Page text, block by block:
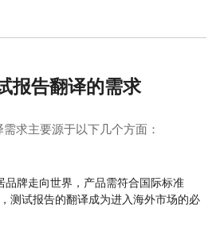
报告翻译的需求
求主要源于以下几个方面：
品牌走向世界，产品需符合国际标准
，测试报告的翻译成为进入海外市场的必